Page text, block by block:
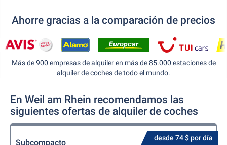
Ahorre gracias a la comparación de precios
Más de 900 empresas de alquiler en más de 85.000 estaciones de
alquiler de coches de todo el mundo.
En Weil am Rhein recomendamos las
siguientes ofertas de alquiler de coches
desde 74 $ por día
Subcompacto